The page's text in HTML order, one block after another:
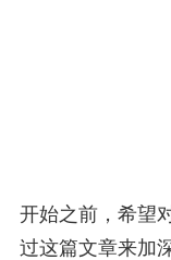
开始之前，希望
过这篇文章来加